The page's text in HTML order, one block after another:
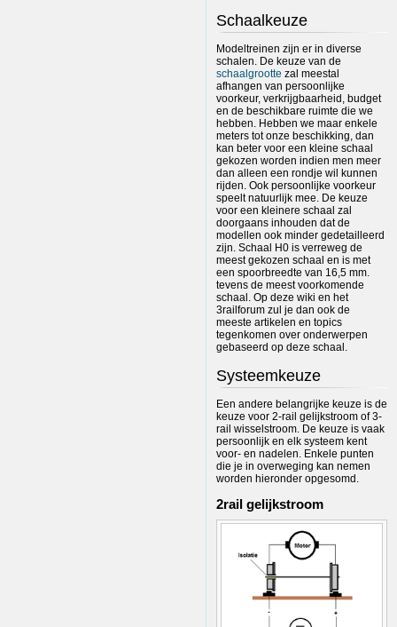
Schaalkeuze
Modeltreinen zijn er in diverse
schalen. De keuze van de
schaalgrootte zal meestal
afhangen van persoonlijke
voorkeur, verkrijgbaarheid, budget
en de beschikbare ruimte die we
hebben. Hebben we maar enkele
meters tot onze beschikking, dan
kan beter voor een kleine schaal
gekozen worden indien men meer
dan alleen een rondje wil kunnen
rijden. Ook persoonlijke voorkeur
speelt natuurlijk mee. De keuze
voor een kleinere schaal zal
doorgaans inhouden dat de
modellen ook minder gedetailleerd
zijn. Schaal H0 is verreweg de
meest gekozen schaal en is met
een spoorbreedte van 16,5 mm.
tevens de meest voorkomende
schaal. Op deze wiki en het
3railforum zul je dan ook de
meeste artikelen en topics
tegenkomen over onderwerpen
gebaseerd op deze schaal.
Systeemkeuze
Een andere belangrijke keuze is de
keuze voor 2-rail gelijkstroom of 3-
rail wisselstroom. De keuze is vaak
persoonlijk en elk systeem kent
voor- en nadelen. Enkele punten
die je in overweging kan nemen
worden hieronder opgesomd.
2rail gelijkstroom